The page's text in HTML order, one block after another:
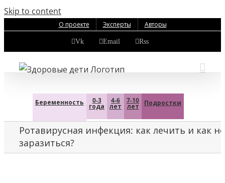
Skip to content
О проекте Эксперты Авторы
Vk Email Rss
Беременность 0-3
года
4-6
лет
7-10
лет Подростки
Ротавирусная инфекция: как лечить и как не
заразиться?